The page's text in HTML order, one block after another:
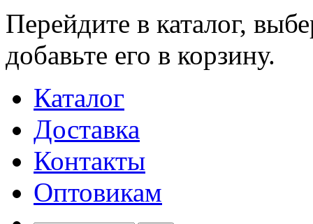
Перейдите в каталог,
добавьте его в корзину.
Каталог
Доставка
Контакты
Оптовикам